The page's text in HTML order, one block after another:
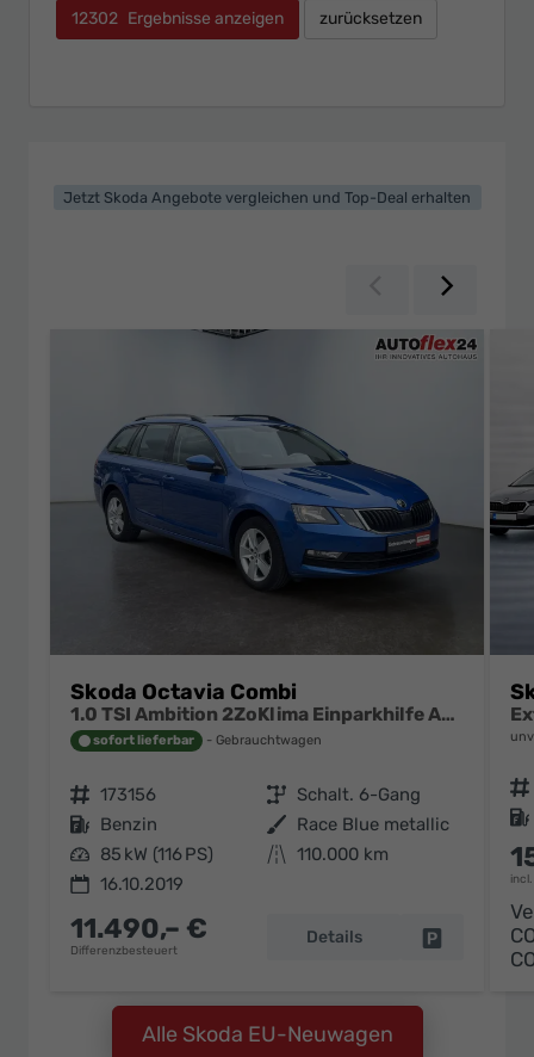
12302 Ergebnisse anzeigen zurücksetzen
Jetzt Skoda Angebote vergleichen und Top-Deal erhalten
Zurück
Skoda Octavia Combi
1.0 TSI Ambition 2ZoKlima Einparkhilfe Audio Swing
sofort lieferbar Gebrauchtwagen
Fahrzeugnr. 173156 Getriebe Schalt. 6-Gang
Kraftstoff Benzin Außenfarbe Race Blue metallic
Leistung 85 kW (116 PS) Kilometerstand 110.000 km
16.10.2019
11.490,– €
Differenzbesteuert
Details Fahrzeug
Fahrzeugnr.
Kraftstoff
Alle Skoda EU-Neuwagen